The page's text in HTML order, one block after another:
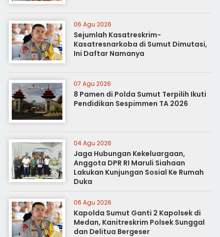
06 Agu 2026
Sejumlah Kasatreskrim-
Kasatresnarkoba di Sumut Dimutasi,
Ini Daftar Namanya
07 Agu 2026
8 Pamen di Polda Sumut Terpilih Ikuti
Pendidikan Sespimmen TA 2026
04 Agu 2026
Jaga Hubungan Kekeluargaan,
Anggota DPR RI Maruli Siahaan
Lakukan Kunjungan Sosial Ke Rumah
Duka
06 Agu 2026
Kapolda Sumut Ganti 2 Kapolsek di
Medan, Kanitreskrim Polsek Sunggal
dan Delitua Bergeser